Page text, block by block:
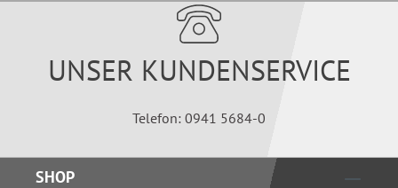
UNSER KUNDENSERVICE
Telefon: 0941 5684-0
SHOP